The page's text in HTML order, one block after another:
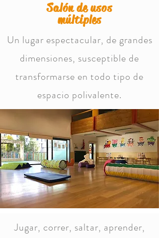
Salón de usos
múltiples
Un lugar espectacular, de grandes
dimensiones, susceptible de
transformarse en todo tipo de
espacio polivalente.
Jugar, correr, saltar, aprender,